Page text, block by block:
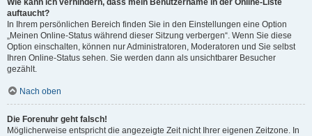
Wie kann ich verhindern, dass mein Benutzername in der Online-Liste
auftaucht?
In Ihrem persönlichen Bereich finden Sie in den Einstellungen eine Option
„Meinen Online-Status während dieser Sitzung verbergen“. Wenn Sie diese
Option einschalten, können nur Administratoren, Moderatoren und Sie selbst
Ihren Online-Status sehen. Sie werden dann als unsichtbarer Besucher
gezählt.
Nach oben
Die Forenuhr geht falsch!
Möglicherweise entspricht die angezeigte Zeit nicht Ihrer eigenen Zeitzone. In